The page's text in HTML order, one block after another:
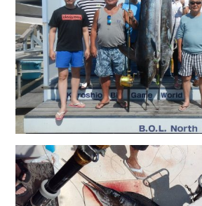
新艇・展示艇情報
求人情報